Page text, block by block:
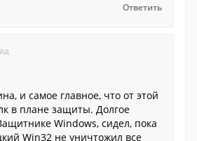
Ответить
и самое главное, что от этой
в плане защиты. Долгое
Windows, сидел, пока
Win32 не уничтожил все